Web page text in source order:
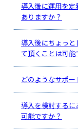
導入後に運用を
ありますか？
導入後にちょっ
て頂くことは可能
どのようなサポ
導入を検討する
可能ですか？